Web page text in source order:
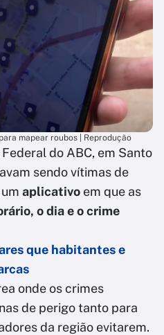
mapear roubos | Reprodução
do ABC, em Santo
sendo vítimas de
aplicativo em que as
o dia e o crime
que habitantes e
onde os crimes
de perigo tanto para
da região evitarem.